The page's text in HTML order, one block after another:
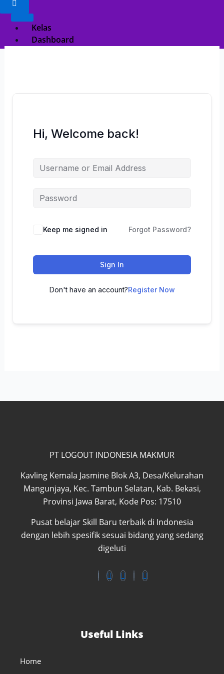
Kelas
Dashboard
Hi, Welcome back!
Keep me signed in Forgot Password?
Sign In
Don't have an account?Register Now
PT LOGOUT INDONESIA MAKMUR
Kavling Kemala Jasmine Blok A3, Desa/Kelurahan
Mangunjaya, Kec. Tambun Selatan, Kab. Bekasi,
Provinsi Jawa Barat, Kode Pos: 17510
Pusat belajar Skill Baru terbaik di Indonesia
dengan lebih spesifik sesuai bidang yang sedang
digeluti
Useful Links
Home